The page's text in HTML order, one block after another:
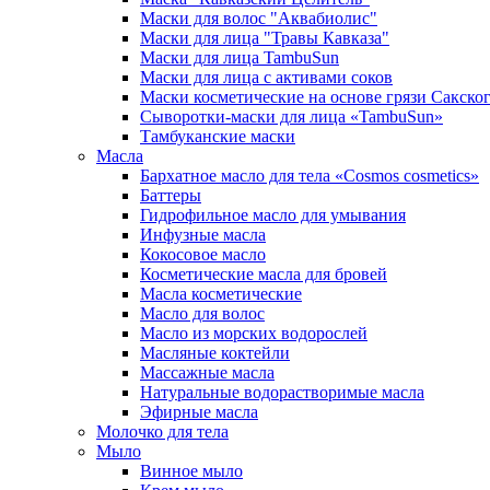
Маски для волос "Аквабиолис"
Маски для лица "Травы Кавказа"
Маски для лица TambuSun
Маски для лица с активами соков
Маски косметические на основе грязи
Сыворотки-маски для лица «TambuSun»
Тамбуканские маски
Масла
Бархатное масло для тела «Cosmos cosmetics»
Баттеры
Гидрофильное масло для умывания
Инфузные масла
Кокосовое масло
Косметические масла для бровей
Масла косметические
Масло для волос
Масло из морских водорослей
Масляные коктейли
Массажные масла
Натуральные водорастворимые масла
Эфирные масла
Молочко для тела
Мыло
Винное мыло